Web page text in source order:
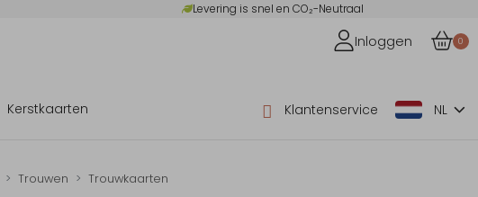
Levering is snel en CO₂-Neutraal
Inloggen 0
Kerstkaarten Klantenservice NL
Trouwen Trouwkaarten